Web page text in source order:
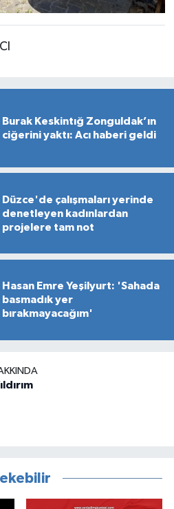
Burak Keskintığ Zonguldak’ın
ciğerini yaktı: Acı haberi geldi
Düzce'de çalışmaları yerinde
denetleyen kadınlardan
projelere tam not
Hasan Emre Yeşilyurt: 'Sahada
basmadık yer
bırakmayacağım'